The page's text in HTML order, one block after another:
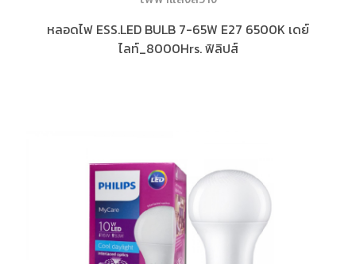
หลอดไฟ ESS.LED BULB 7-65W E27 6500K เดย์
ไลท์_8000Hrs. ฟิลิปส์